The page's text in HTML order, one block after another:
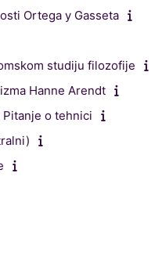
Ortega y Gasseta
studiju filozofije
Hanne Arendt
o tehnici